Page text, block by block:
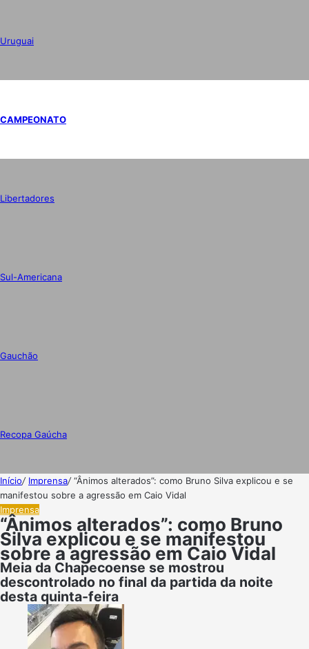
Uruguai
CAMPEONATO
Libertadores
Sul-Americana
Gauchão
Recopa Gaúcha
Início/ Imprensa/“Ânimos alterados”: como Bruno Silva explicou e se
manifestou sobre a agressão em Caio Vidal
Imprensa
“Ânimos alterados”: como Bruno
Silva explicou e se manifestou
sobre a agressão em Caio Vidal
Meia da Chapecoense se mostrou
descontrolado no final da partida da noite
desta quinta-feira